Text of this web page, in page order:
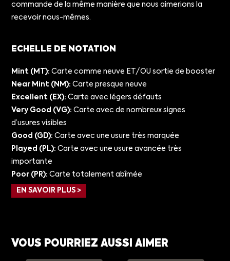
commande de la même manière que nous aimerions la
recevoir nous-mêmes.
ECHELLE DE NOTATION
Mint (MT): Carte comme neuve ET/OU sortie de booster
Near Mint (NM): Carte presque neuve
Excellent (EX): Carte avec légers défauts
Very Good (VG): Carte avec de nombreux signes
d’usures visibles
Good (GD): Carte avec une usure très marquée
Played (PL): Carte avec une usure avancée très
importante
Poor (PR): Carte totalement abîmée
EN SAVOIR PLUS >
VOUS POURRIEZ AUSSI AIMER